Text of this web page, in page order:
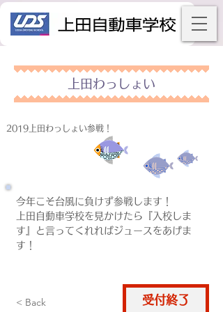
上田わっしょい
2019上田わっしょい参戦！
今年こそ台風に負けず参戦します！
上田自動車学校を見かけたら『入校しま
す』と言ってくれればジュースをあげま
す！
< Back 仮申込
受付終了